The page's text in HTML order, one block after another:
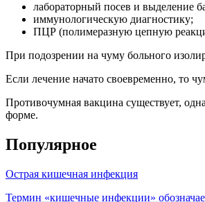
лабораторный посев и выделение
иммунологическую диагностику;
ПЦР (полимеразную цепную
При подозрении на чуму больного
Если лечение начато своевременно, то
Противочумная вакцина существует,
форме.
Популярное
Острая кишечная инфекция
Термин «кишечные инфекции»